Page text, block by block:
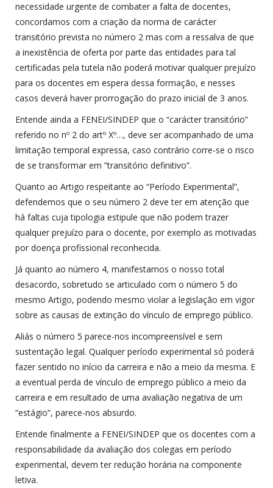
necessidade urgente de combater a falta de docentes,
concordamos com a criação da norma de carácter
transitório prevista no número 2 mas com a ressalva de que
a inexistência de oferta por parte das entidades para tal
certificadas pela tutela não poderá motivar qualquer prejuízo
para os docentes em espera dessa formação, e nesses
casos deverá haver prorrogação do prazo inicial de 3 anos.
Entende ainda a FENEI/SINDEP que o “carácter transitório”
referido no nº 2 do artº Xº…, deve ser acompanhado de uma
limitação temporal expressa, caso contrário corre-se o risco
de se transformar em “transitório definitivo”.
Quanto ao Artigo respeitante ao “Período Experimental”,
defendemos que o seu número 2 deve ter em atenção que
há faltas cuja tipologia estipule que não podem trazer
qualquer prejuízo para o docente, por exemplo as motivadas
por doença profissional reconhecida.
Já quanto ao número 4, manifestamos o nosso total
desacordo, sobretudo se articulado com o número 5 do
mesmo Artigo, podendo mesmo violar a legislação em vigor
sobre as causas de extinção do vínculo de emprego público.
Aliás o número 5 parece-nos incompreensível e sem
sustentação legal. Qualquer período experimental só poderá
fazer sentido no início da carreira e não a meio da mesma. E
a eventual perda de vínculo de emprego público a meio da
carreira e em resultado de uma avaliação negativa de um
“estágio”, parece-nos absurdo.
Entende finalmente a FENEI/SINDEP que os docentes com a
responsabilidade da avaliação dos colegas em período
experimental, devem ter redução horária na componente
letiva.